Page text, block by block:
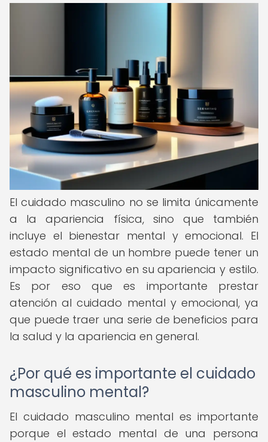
El cuidado masculino no se limita únicamente
a la apariencia física, sino que también
incluye el bienestar mental y emocional. El
estado mental de un hombre puede tener un
impacto significativo en su apariencia y estilo.
Es por eso que es importante prestar
atención al cuidado mental y emocional, ya
que puede traer una serie de beneficios para
la salud y la apariencia en general.
¿Por qué es importante el cuidado
masculino mental?
El cuidado masculino mental es importante
porque el estado mental de una persona